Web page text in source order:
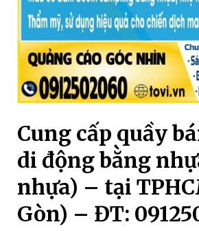
Cung cấp quầy
di động bằng
nhựa) – tại
Gòn) – ĐT: